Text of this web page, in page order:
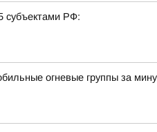
субъектами РФ:
огневые группы за